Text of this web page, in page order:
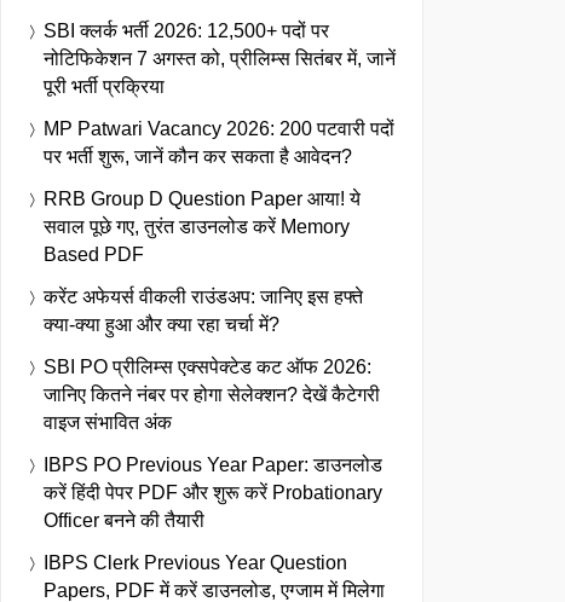
SBI क्लर्क भर्ती 2026: 12,500+ पदों पर
नोटिफिकेशन 7 अगस्त को, प्रीलिम्स सितंबर में, जानें
पूरी भर्ती प्रक्रिया
MP Patwari Vacancy 2026: 200 पटवारी पदों
पर भर्ती शुरू, जानें कौन कर सकता है आवेदन?
RRB Group D Question Paper आया! ये
सवाल पूछे गए, तुरंत डाउनलोड करें Memory
Based PDF
करेंट अफेयर्स वीकली राउंडअप: जानिए इस हफ्ते
क्या-क्या हुआ और क्या रहा चर्चा में?
SBI PO प्रीलिम्स एक्सपेक्टेड कट ऑफ 2026:
जानिए कितने नंबर पर होगा सेलेक्शन? देखें कैटेगरी
वाइज संभावित अंक
IBPS PO Previous Year Paper: डाउनलोड
करें हिंदी पेपर PDF और शुरू करें Probationary
Officer बनने की तैयारी
IBPS Clerk Previous Year Question
Papers, PDF में करें डाउनलोड, एग्जाम में मिलेगा